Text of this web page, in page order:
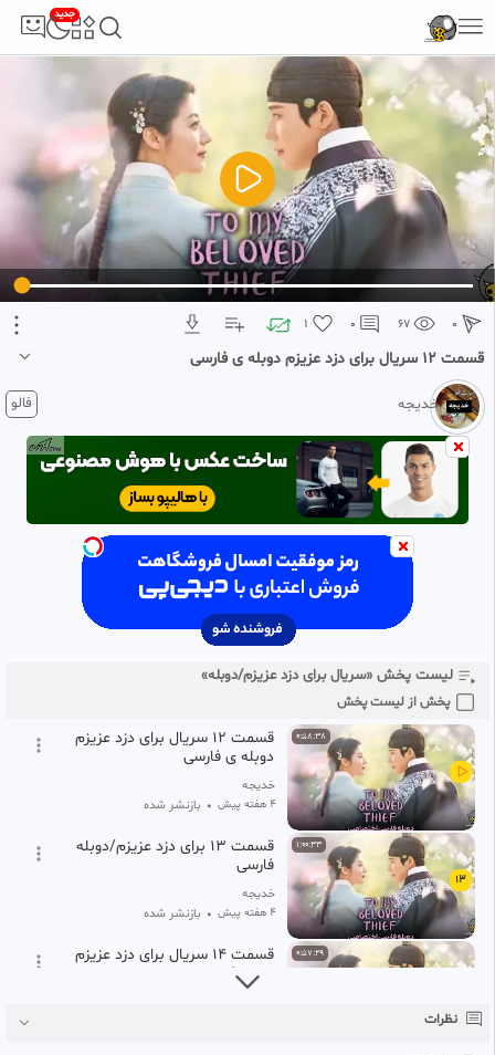
جدید
5
تبلیغ 1 از 2
1 0 67 0
قسمت ۱۲ سریال برای دزد عزیزم دوبله ی فارسی
قسمت ۱۲ سریال برای ذزد عزیزم دوبله ی فارسی فصل اول
خدیجه فالو
لیست پخش «سریال برای دزد عزیزم/دوبله»
پخش از لیست پخش
6
قسمت ۶ سریال برای دزدعزیزم
دوبله فارسی
خدیجه
1 ماه پیش بازنشر شده
1:00:10
قسمت ۷ سریال برای دزد عزیزم
دوبله ی فارسس
خدیجه
۴ هفته پیش • بازنشر شده
1:01:26
قسمت ۸ سریال برای دزد عزیزم/
دوبله فارسی
خدیجه
۴ هفته پیش • بازنشر شده
9
دوبله فارسی
خدیجه
•
1:01:41
قسمت ۱۰ برای سریال دزد
عزیزم/،دوبله فارسی
خدیجه
۴ هفته پیش • بازنشر شده
1:00:00
قسمت ۱۱ سریال برای دزد عزیزم/
دوبله فارسی
خدیجه
0:58:38
قسمت ۱۲ سریال برای دزد عزیزم
دوبله ی فارسی
خدیجه
۴ هفته پیش • بازنشر شده
13
1:00:33
قسمت ۱۳ برای دزد عزیزم/دوبله
فارسی
خدیجه
۴ هفته پیش • بازنشر شده
0:57:29
قسمت ۱۴ سریال برای دزد عزیزم
دوبله فارسی
نظرات